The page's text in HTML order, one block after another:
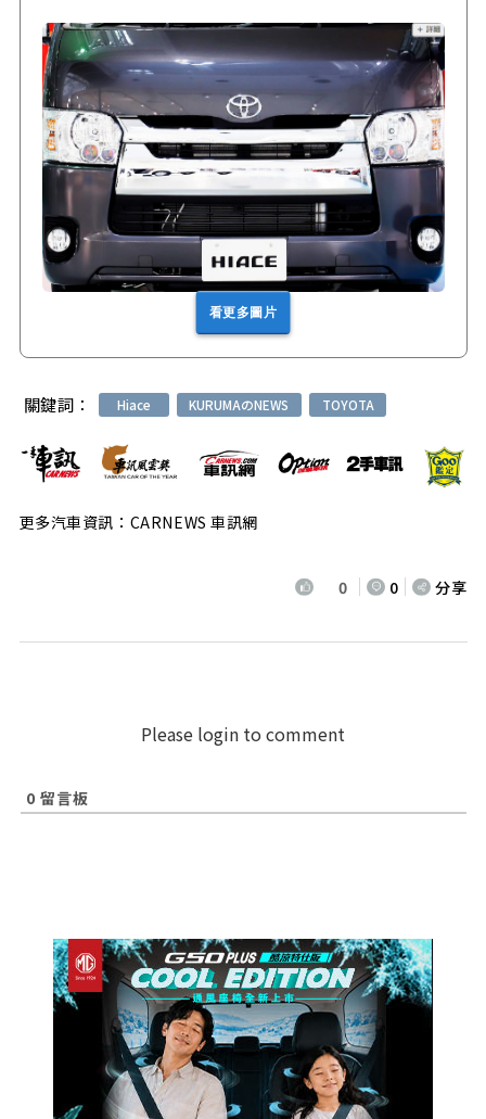
看更多圖片
關鍵詞： Hiace KURUMAのNEWS TOYOTA
更多汽車資訊：CARNEWS 車訊網
0 0 分享
Please login to comment
0 留言板